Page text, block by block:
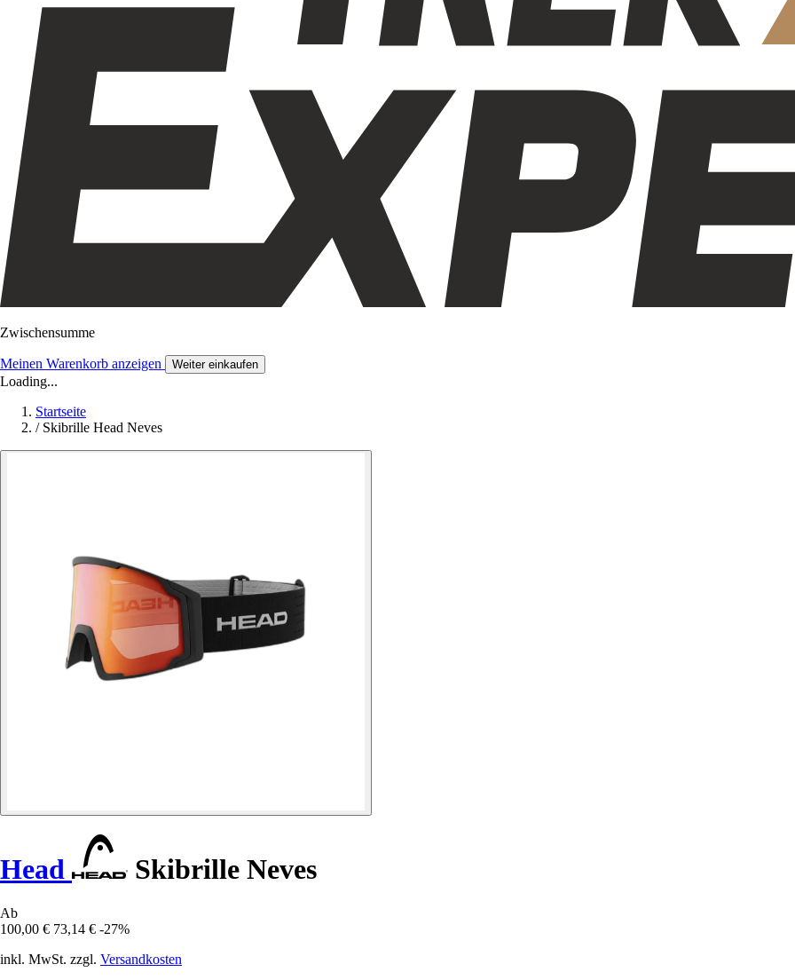
Zwischensumme
Meinen Warenkorb anzeigen Weiter einkaufen
Loading...
Startseite
/ Skibrille Head Neves
Head Skibrille Neves
Ab
100,00 € 73,14 € -27%
inkl. MwSt. zzgl. Versandkosten